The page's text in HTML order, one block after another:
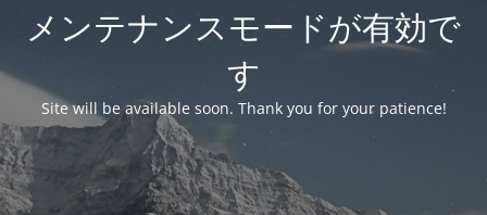
メンテナンスモードが有効で
す
Site will be available soon. Thank you for your patience!